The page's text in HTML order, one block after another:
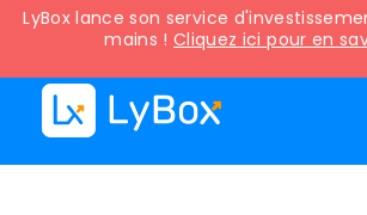
LyBox lance son service
mains ! Cliquez ici pour en